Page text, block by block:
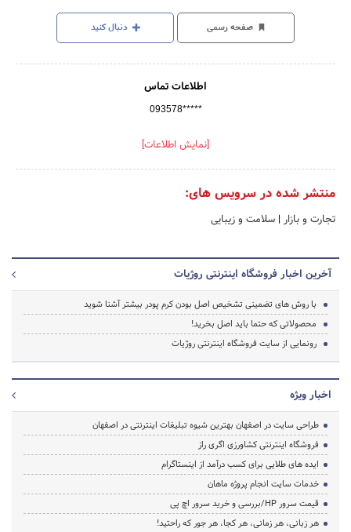
صفحه رسمی دنبال کنید
اطلاعات تماس
093578*****
[نمایش اطلاعات]
منتشر شده در سرویس های:
تجارت و بازار | سلامت و زیبایی
آخرین اخبار فروشگاه اینترنتی روژیات
با روش های تضمینی تشخیص اصل بودن کرم پودر بیشتر آشنا شوید
محصولاتی که حتما باید اصل بخرید!
رونمایی از سایت فروشگاه اینترنتی روژیات
اخبار ویژه
طراحی سایت در اصفهان بهترین شیوه تبلیغات اینترنتی در اصفهان
فروشگاه اینترنتی کشاورزی اگری راز
ایده های طلایی برای کسب درآمد از اینستاگرام
خدمات سایت انجام پروژه ماهان
قیمت سرور HP/بررسی و خرید سرور اچ پی
هر زبانی، هر زمانی، هر کجا، هر جور که راحتید!